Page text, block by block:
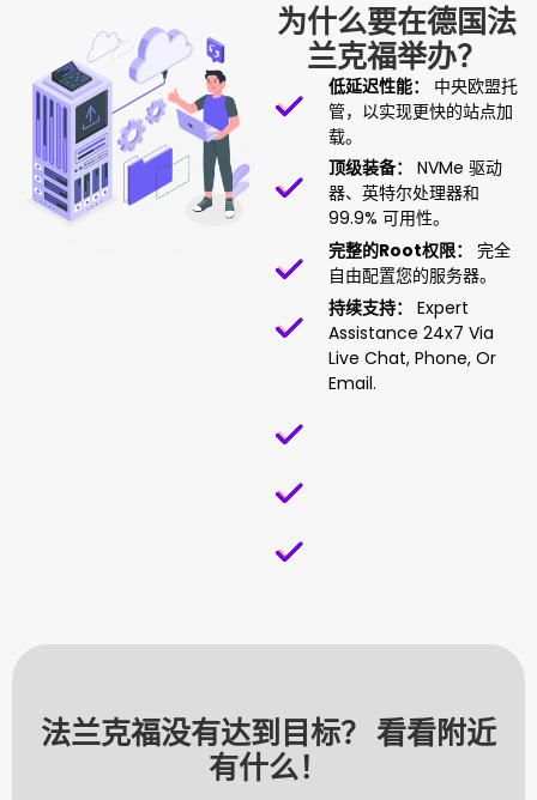
为什么要在德国法
兰克福举办？
低延迟性能：
中央欧盟托
管，以实现更快的站点加
载。
顶级装备：
NVMe 驱动
器、英特尔处理器和
99.9% 可用性。
完整的root权限：
完全
自由配置您的服务器。
持续支持：
Expert
Assistance 24x7 Via
Live Chat, Phone, Or
Email.
法兰克福没有达到目标？ 看看附近
有什么！